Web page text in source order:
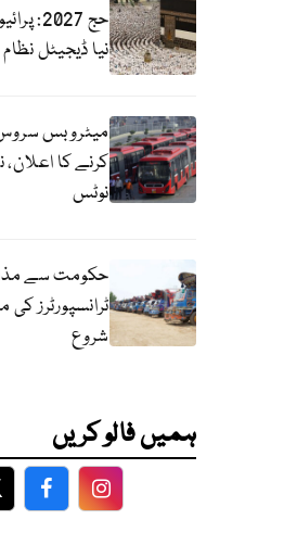
حج
نیا ڈیجیٹل
کرنے کا
نوٹس
حکومت سے
ٹرانسپورٹرز
شروع
ہمیں فالو کریں
FacebookFacebook